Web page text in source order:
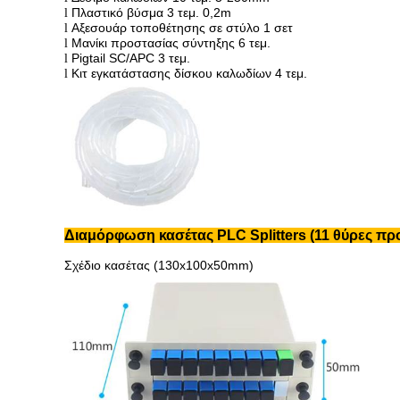
l Πλαστικό βύσμα 3 τεμ. 0,2m
l Αξεσουάρ τοποθέτησης σε στύλο 1 σετ
l Μανίκι προστασίας σύντηξης 6 τεμ.
l Pigtail SC/APC 3 τεμ.
l Κιτ εγκατάστασης δίσκου καλωδίων 4 τεμ.
Διαμόρφωση κασέτας PLC Splitters (11 θύρες
Σχέδιο κασέτας (130x100x50mm)